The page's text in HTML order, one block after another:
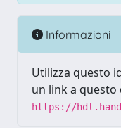
Informazioni
Utilizza questo
un link a
https://